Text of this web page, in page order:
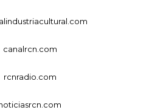
canalrcn.com
rcnradio.com